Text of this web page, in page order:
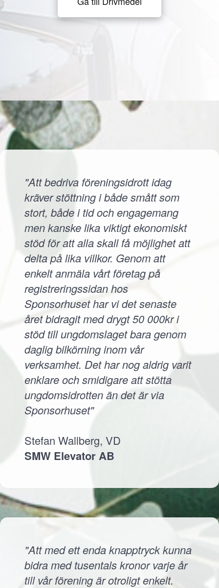
"Att bedriva föreningsidrott idag
kräver stöttning i både smått som
stort, både i tid och engagemang
men kanske lika viktigt ekonomiskt
stöd för att alla skall få möjlighet att
delta på lika villkor. Genom att
enkelt anmäla vårt företag på
registreringssidan hos
Sponsorhuset har vi det senaste
året bidragit med drygt 50 000kr i
stöd till ungdomslaget bara genom
daglig bilkörning inom vår
verksamhet. Det har nog aldrig varit
enklare och smidigare att stötta
ungdomsidrotten än det är via
Sponsorhuset"
Stefan Wallberg, VD
SMW Elevator AB
"Att med ett enda knapptryck kunna
bidra med tusentals kronor varje år
till vår förening är otroligt enkelt.